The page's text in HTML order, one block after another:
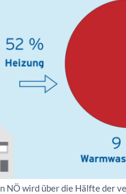
NÖ wird über die Hälfte der